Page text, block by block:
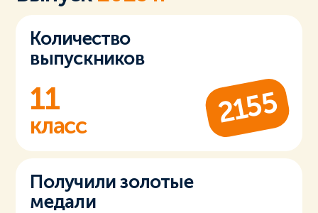
Количество
выпускников
11
класс 2155
Получили золотые
медали